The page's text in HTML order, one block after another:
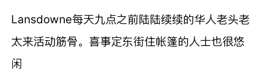
Lansdowne每天九点之前陆陆续续的华人老头老
太来活动筋骨。喜事定东街住帐篷的人士也很悠
闲